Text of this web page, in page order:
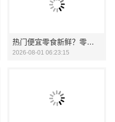
热门便宜零食新鲜？零食大明星美味推荐
2026-08-01 06:23:15